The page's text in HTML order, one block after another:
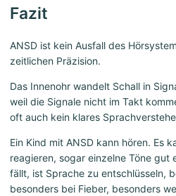
Fazit
ANSD ist kein Ausfall des
zeitlichen Präzision.
Das Innenohr wandelt Schall in
weil die Signale nicht im Takt
oft auch kein klares
Ein Kind mit ANSD kann hören. Es
reagieren, sogar einzelne Töne gut
fällt, ist Sprache zu entschlüsseln,
besonders bei Fieber, besonders